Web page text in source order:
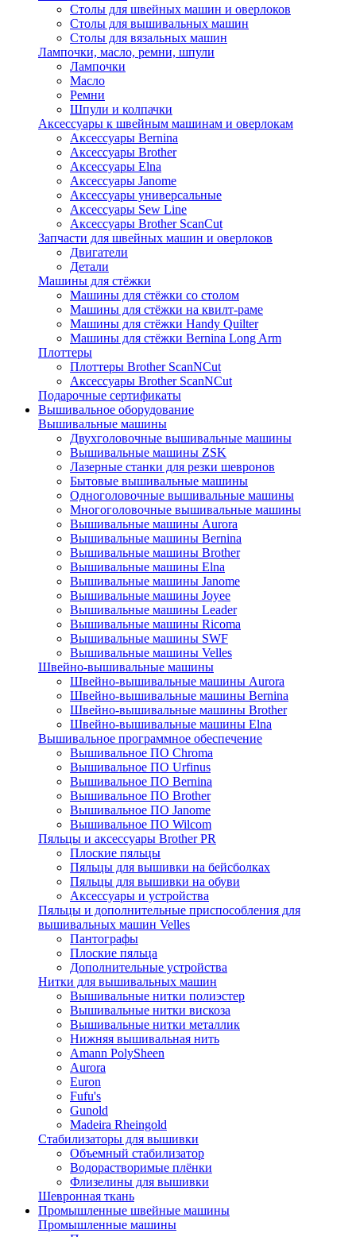
Столы для швейных машин и оверлоков
Столы для вышивальных машин
Столы для вязальных машин
Лампочки, масло, ремни, шпули
Лампочки
Масло
Ремни
Шпули и колпачки
Аксессуары к швейным машинам и оверлокам
Аксессуары Bernina
Аксессуары Brother
Аксессуары Elna
Аксессуары Janome
Аксессуары универсальные
Аксессуары Sew Line
Аксессуары Brother ScanCut
Запчасти для швейных машин и оверлоков
Двигатели
Детали
Машины для стёжки
Машины для стёжки со столом
Машины для стёжки на квилт-раме
Машины для стёжки Handy Quilter
Машины для стёжки Bernina Long Arm
Плоттеры
Плоттеры Brother ScanNCut
Аксессуары Brother ScanNCut
Подарочные сертификаты
Вышивальное оборудование
Вышивальные машины
Двухголовочные вышивальные машины
Вышивальные машины ZSK
Лазерные станки для резки шевронов
Бытовые вышивальные машины
Одноголовочные вышивальные машины
Многоголовочные вышивальные машины
Вышивальные машины Aurora
Вышивальные машины Bernina
Вышивальные машины Brother
Вышивальные машины Elna
Вышивальные машины Janome
Вышивальные машины Joyee
Вышивальные машины Leader
Вышивальные машины Ricoma
Вышивальные машины SWF
Вышивальные машины Velles
Швейно-вышивальные машины
Швейно-вышивальные машины Aurora
Швейно-вышивальные машины Bernina
Швейно-вышивальные машины Brother
Швейно-вышивальные машины Elna
Вышивальное программное обеспечение
Вышивальное ПО Chroma
Вышивальное ПО Urfinus
Вышивальное ПО Bernina
Вышивальное ПО Brother
Вышивальное ПО Janome
Вышивальное ПО Wilcom
Пяльцы и аксессуары Brother PR
Плоские пяльцы
Пяльцы для вышивки на бейсболках
Пяльцы для вышивки на обуви
Аксессуары и устройства
Пяльцы и дополнительные приспособления для
вышивальных машин Velles
Пантографы
Плоские пяльца
Дополнительные устройства
Нитки для вышивальных машин
Вышивальные нитки полиэстер
Вышивальные нитки вискоза
Вышивальные нитки металлик
Нижняя вышивальная нить
Amann PolySheen
Aurora
Euron
Fufu's
Gunold
Madeira Rheingold
Стабилизаторы для вышивки
Объемный стабилизатор
Водорастворимые плёнки
Флизелины для вышивки
Шевронная ткань
Промышленные швейные машины
Промышленные машины